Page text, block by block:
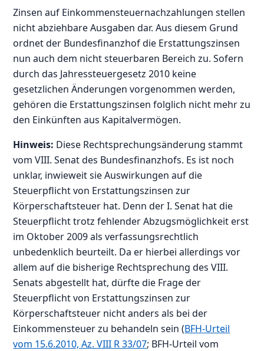
Zinsen auf Einkommensteuernachzahlungen stellen
nicht abziehbare Ausgaben dar. Aus diesem Grund
ordnet der Bundesfinanzhof die Erstattungszinsen
nun auch dem nicht steuerbaren Bereich zu. Sofern
durch das Jahressteuergesetz 2010 keine
gesetzlichen Änderungen vorgenommen werden,
gehören die Erstattungszinsen folglich nicht mehr zu
den Einkünften aus Kapitalvermögen.
Hinweis: Diese Rechtsprechungsänderung stammt
vom VIII. Senat des Bundesfinanzhofs. Es ist noch
unklar, inwieweit sie Auswirkungen auf die
Steuerpflicht von Erstattungszinsen zur
Körperschaftsteuer hat. Denn der I. Senat hat die
Steuerpflicht trotz fehlender Abzugsmöglichkeit erst
im Oktober 2009 als verfassungsrechtlich
unbedenklich beurteilt. Da er hierbei allerdings vor
allem auf die bisherige Rechtsprechung des VIII.
Senats abgestellt hat, dürfte die Frage der
Steuerpflicht von Erstattungszinsen zur
Körperschaftsteuer nicht anders als bei der
Einkommensteuer zu behandeln sein (BFH-Urteil
vom 15.6.2010, Az. VIII R 33/07; BFH-Urteil vom